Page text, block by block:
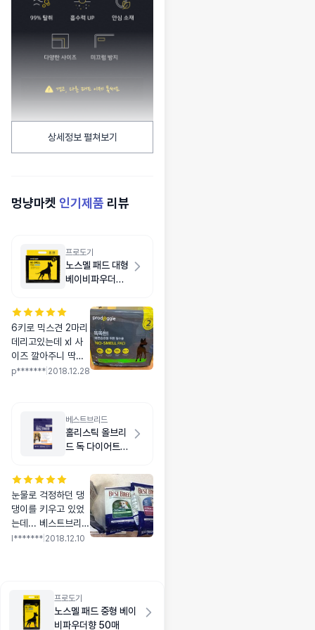
상세정보 펼쳐보기
멍냥마켓 인기제품 리뷰
프로도기
노스멜 패드 대형
베이비파우더향
6키로 믹스견 2마리
데리고있는데 xl 사
이즈 깔아주니 딱맞
네요!! 흡수력도 다른
네요!! 3개구매했는
데 다사용하면 재구
p******* 2018.12.28
베스트브리드
홀리스틱 올브리
드 독 다이어트
눈물로 걱정하던 댕
댕이를 키우고 있었
는데... 베스트브리드
제품을 선택한 이후
이구요.. 가운데랑 오
른쪽 사진은 이번에
재구매한 사진합니다
l******* 2018.12.10
프로도기
노스멜 패드 중형 베이
비파우더향 50매